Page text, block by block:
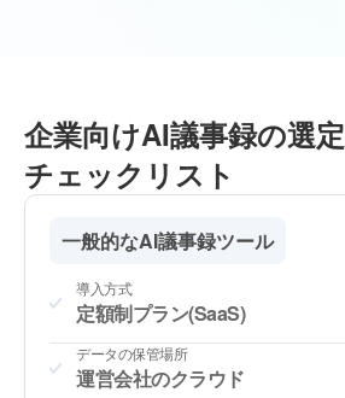
企業向けAI議事録の選定
チェックリスト
一般的なAI議事録ツール
導入方式
定額制プラン(SaaS)
データの保管場所
運営会社のクラウド